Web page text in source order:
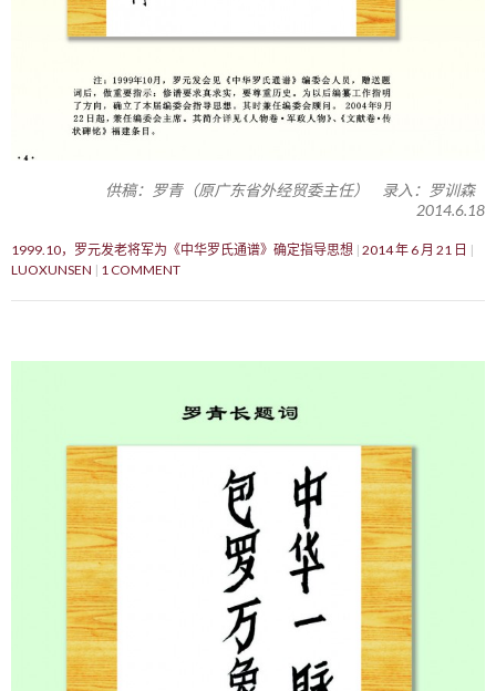
供稿：罗青（原广东省外经贸委主任） 录入：罗训森
2014.6.18
1999.10，罗元发老将军为《中华罗氏通谱》确定指导思想 2014 年 6 月 21 日
LUOXUNSEN
1 COMMENT